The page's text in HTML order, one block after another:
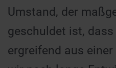
Umstand, der
geschuldet ist,
ergreifend aus